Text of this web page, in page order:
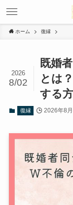
ホーム 復縁
既婚
とは
する
2026
8/02
復縁 2026年8月